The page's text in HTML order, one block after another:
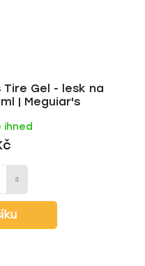
Tire Gel - lesk na
| Meguiar's
ihned